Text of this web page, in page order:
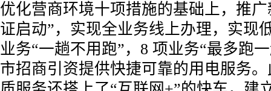
优化营商环境十项措施的基础上，推
证启动”，实现全业务线上办理，实现
业务“一趟不用跑”，8 项业务“最多跑
市招商引资提供快捷可靠的用电服务